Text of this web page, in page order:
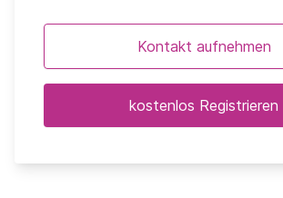
Kontakt aufnehmen
kostenlos Registrieren